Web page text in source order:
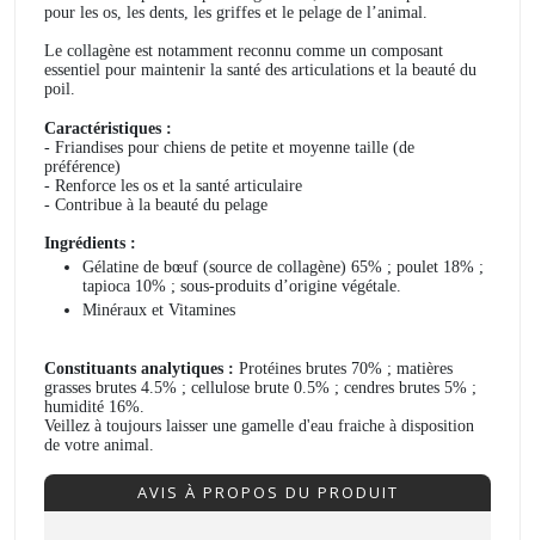
pour les os, les dents, les griffes et le pelage de l’animal.
Le collagène est notamment reconnu comme un composant
essentiel pour maintenir la santé des articulations et la beauté du
poil.
Caractéristiques :
- Friandises pour chiens de petite et moyenne taille (de
préférence)
- Renforce les os et la santé articulaire
- Contribue à la beauté du pelage
Ingrédients :
Gélatine de bœuf (source de collagène) 65% ; poulet 18% ;
tapioca 10% ; sous-produits d’origine végétale.
Minéraux et Vitamines
Constituants analytiques : Protéines brutes 70% ; matières
grasses brutes 4.5% ; cellulose brute 0.5% ; cendres brutes 5% ;
humidité 16%.
Veillez à toujours laisser une gamelle d'eau fraiche à disposition
de votre animal.
AVIS À PROPOS DU PRODUIT